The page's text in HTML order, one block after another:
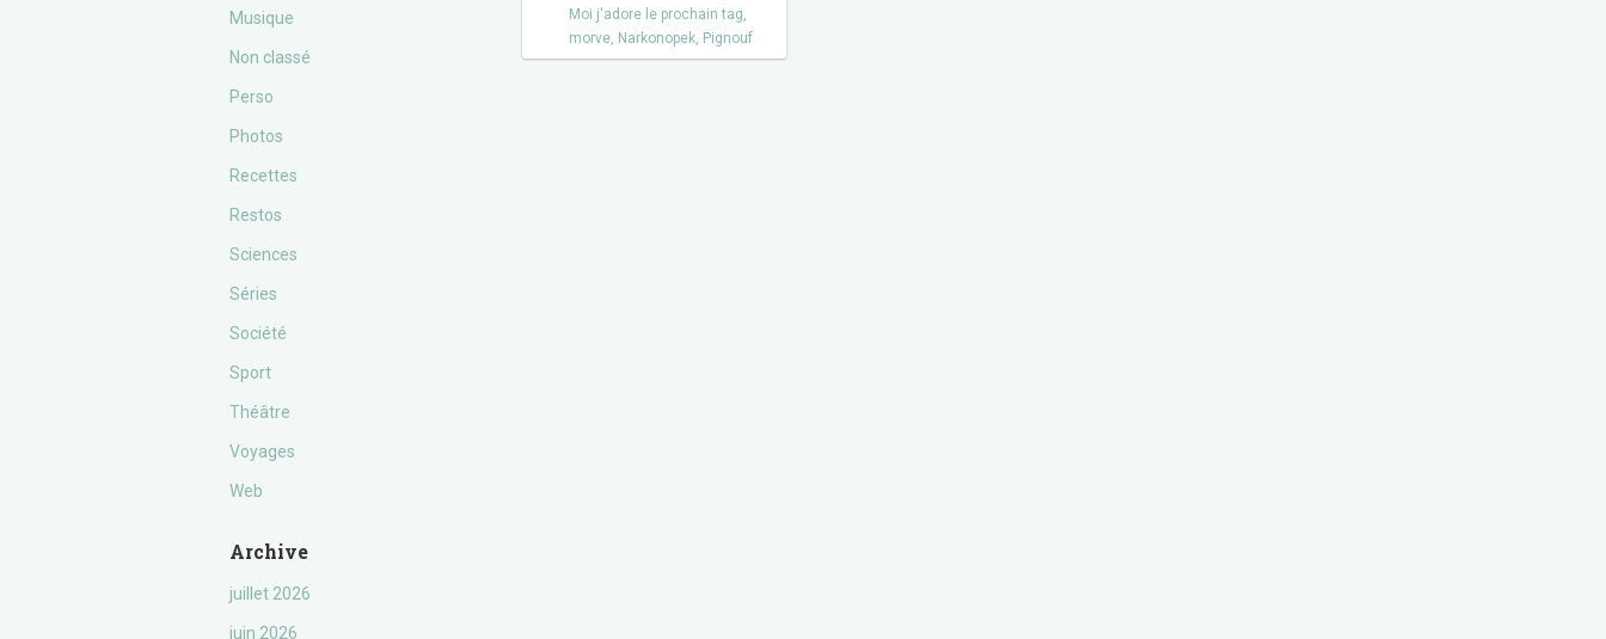
Musique
Non classé
Perso
Photos
Recettes
Restos
Sciences
Séries
Société
Sport
Théâtre
Voyages
Web
Archive
juillet 2026
juin 2026
Moi j'adore le prochain tag,
morve, Narkonopek, Pignouf